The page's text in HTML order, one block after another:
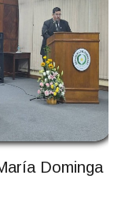
Dominga